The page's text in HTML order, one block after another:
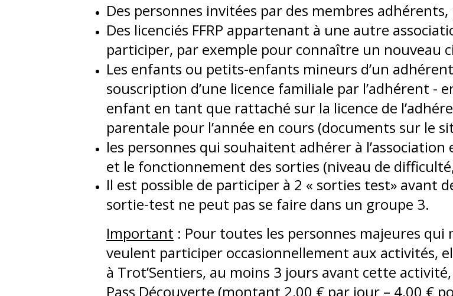
Des personnes invitées par des membres
Des licenciés FFRP appartenant à une autre
participer, par exemple pour connaître un nouveau
Les enfants ou petits-enfants mineurs d’un
souscription d’une licence familiale par l’adhérent
enfant en tant que rattaché sur la licence de
parentale pour l’année en cours (documents sur le
les personnes qui souhaitent adhérer à
et le fonctionnement des sorties (niveau de
Il est possible de participer à 2 « sorties test» avant
sortie-test ne peut pas se faire dans un groupe 3.
Important : Pour toutes les personnes majeures qui
veulent participer occasionnellement aux activités,
à Trot’Sentiers, au moins 3 jours avant cette
Pass Découverte (montant 2,00 € par jour – 4,00 €